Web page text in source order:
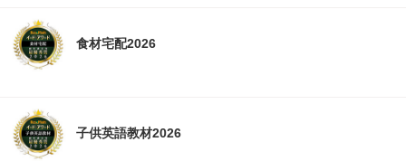
食材宅配2026
子供英語教材2026